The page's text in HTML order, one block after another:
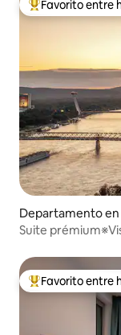
De los mejores
Favorito entre
Departamento en
Suite
De los mejores
Favorito entre